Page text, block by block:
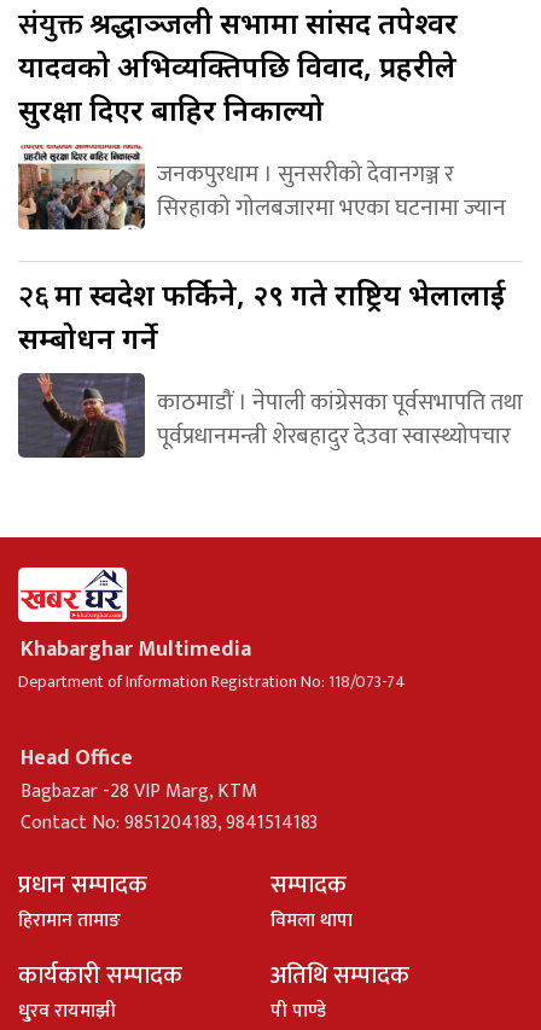
संयुक्तश्रद्धाञ्जली सभामा सांसद तपेश्वर
यादवको अभिव्यक्तिपछि विवाद, प्रहरीले
सुरक्षा दिएर बाहिर निकाल्यो
जनकपुरधाम । सुनसरीको देवानगञ्ज र
सिरहाको गोलबजारमा भएका घटनामा ज्यान
२६मा स्वदेश फर्किने, २९ गते राष्ट्रिय भेलालाई
सम्बोधन गर्ने
काठमाडौं । नेपाली कांग्रेसका पूर्वसभापति तथा
पूर्वप्रधानमन्त्री शेरबहादुर देउवा स्वास्थ्योपचार
Khabarghar Multimedia
Department of Information Registration No: 118/073-74
Head Office
Bagbazar -28 VIP Marg, KTM
Contact No: 9851204183, 9841514183
प्रधान सम्पादक
हिरामान तामाङ
सम्पादक
विमला थापा
कार्यकारी सम्पादक
धु्रव रायमाझी
अतिथि सम्पादक
पी पाण्डे